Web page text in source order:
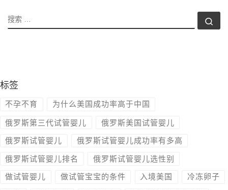
搜索
标签
不孕不育 为什么美国成功率高于中国
俄罗斯第三代试管婴儿 俄罗斯美国试管婴儿
俄罗斯试管婴儿 俄罗斯试管婴儿成功率有多高
俄罗斯试管婴儿排名 俄罗斯试管婴儿选性别
做试管婴儿 做试管宝宝的条件 入境美国 冷冻卵子